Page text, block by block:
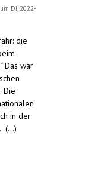
Di, 2022-
die
Das war
Die
in der
(...)